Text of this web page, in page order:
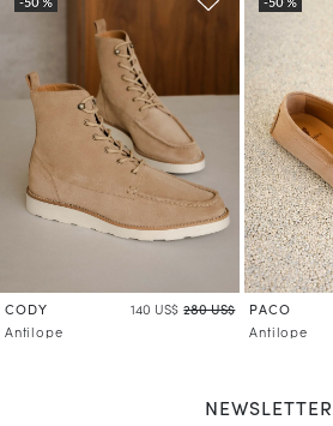
CODY 140 US$ 280 US$
Antilope
PACO
Antilope
NEWSLETTER
Mehr über die Verarbeitung Ihrer Daten und